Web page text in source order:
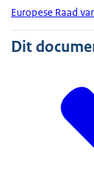
Europese Raad
Dit